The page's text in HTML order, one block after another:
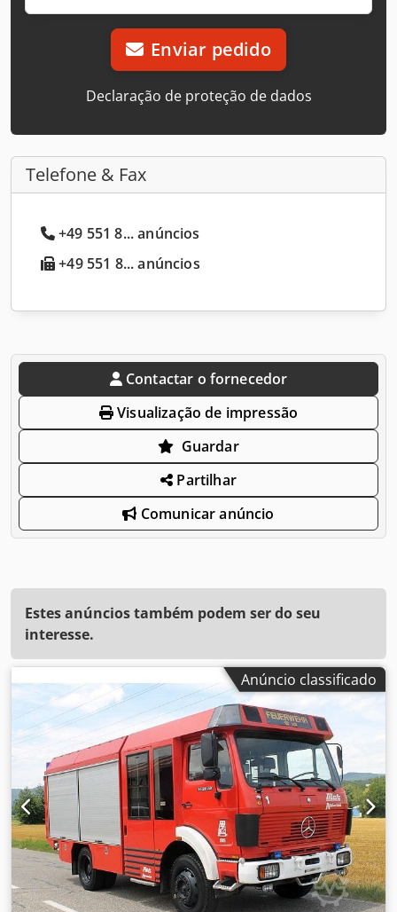
Enviar pedido
Declaração de proteção de dados
Telefone & Fax
+49 551 8... anúncios
+49 551 8... anúncios
Contactar o fornecedor
Visualização de impressão
Guardar
Partilhar
Comunicar anúncio
Estes anúncios também podem ser do seu
interesse.
Anúncio classificado